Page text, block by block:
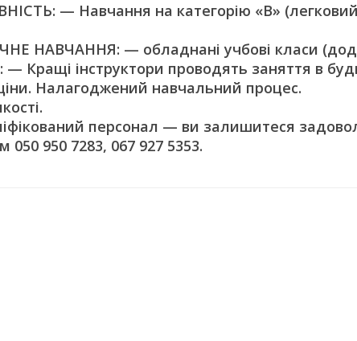
— Навчання на категорію «В» (легковий
НАВЧАННЯ: — обладнані учбові класи
Кращі інструктори проводять заняття в
Налагоджений навчальний процес.
персонал — ви залишитеся
050 950 7283, 067 927 5353.